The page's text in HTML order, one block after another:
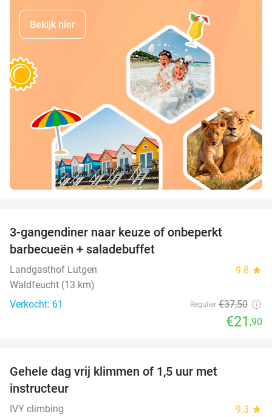
Bekijk hier
3-gangendiner naar keuze of onbeperkt
barbecueën + saladebuffet
Landgasthof Lutgen 9.8 star
Waldfeucht (13 km)
Verkocht: 61
Regulier €37,50
€21 ,90
Gehele dag vrij klimmen of 1,5 uur met
instructeur
IVY climbing 9.3 star